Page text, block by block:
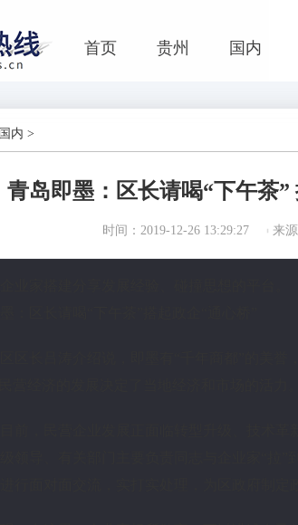
首页 贵州 国内
国内 >
青岛即墨：区长请喝“下午茶”
时间：2019-12-26 13:29:27 来